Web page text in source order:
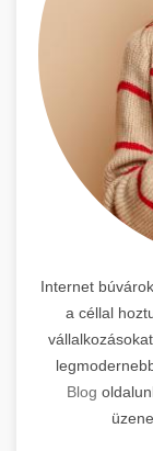
Internet
a céllal
vállalkozásokat
Blog